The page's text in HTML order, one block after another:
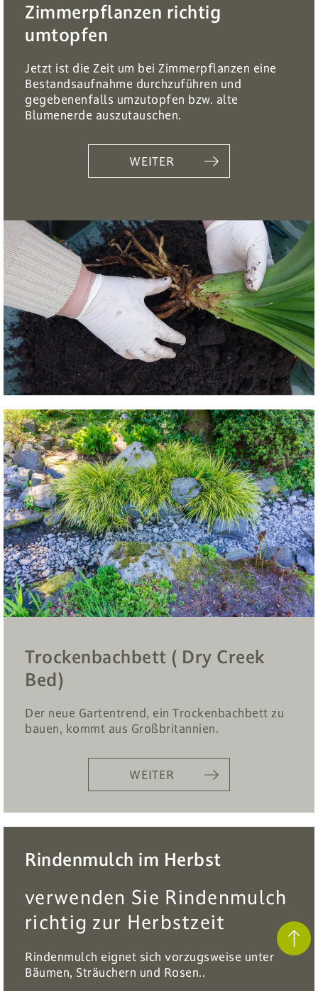
Zimmerpflanzen richtig
umtopfen
Jetzt ist die Zeit um bei Zimmerpflanzen eine
Bestandsaufnahme durchzuführen und
gegebenenfalls umzutopfen bzw. alte
Blumenerde auszutauschen.
WEITER
Trockenbachbett ( Dry Creek
Bed)
Der neue Gartentrend, ein Trockenbachbett zu
bauen, kommt aus Großbritannien.
WEITER
Rindenmulch im Herbst
verwenden Sie Rindenmulch
richtig zur Herbstzeit
Rindenmulch eignet sich vorzugsweise unter
Bäumen, Sträuchern und Rosen..